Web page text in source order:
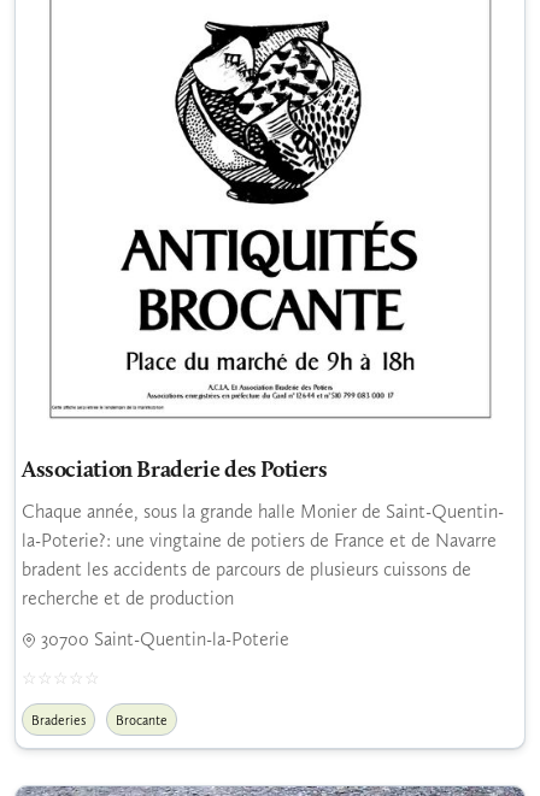
Association Braderie des Potiers
Chaque année, sous la grande halle Monier de Saint-Quentin-
la-Poterie?: une vingtaine de potiers de France et de Navarre
bradent les accidents de parcours de plusieurs cuissons de
recherche et de production
30700 Saint-Quentin-la-Poterie
Braderies Brocante